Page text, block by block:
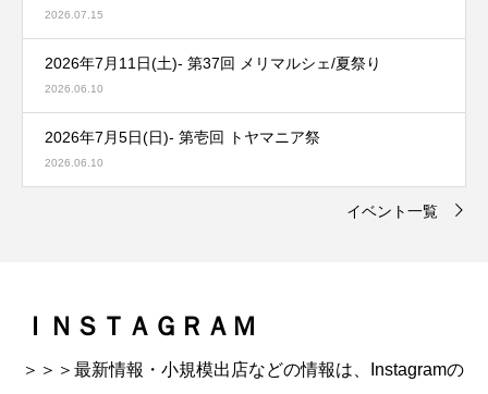
2026.07.15
2026年7月11日(土)- 第37回 メリマルシェ/夏祭り
2026.06.10
2026年7月5日(日)- 第壱回 トヤマニア祭
2026.06.10
イベント一覧
ＩＮＳＴＡＧＲＡＭ
＞＞＞最新情報・小規模出店などの情報は、Instagramの